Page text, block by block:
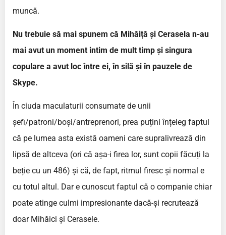
muncă.
Nu trebuie să mai spunem că Mihăiță și Cerasela n-au
mai avut un moment intim de mult timp și singura
copulare a avut loc între ei, în silă și în pauzele de
Skype.
În ciuda maculaturii consumate de unii
șefi/patroni/boși/antreprenori, prea puțini înțeleg faptul
că pe lumea asta există oameni care supralivrează din
lipsă de altceva (ori că așa-i firea lor, sunt copii făcuți la
beție cu un 486) și că, de fapt, ritmul firesc și normal e
cu totul altul. Dar e cunoscut faptul că o companie chiar
poate atinge culmi impresionante dacă-și recrutează
doar Mihăici și Cerasele.